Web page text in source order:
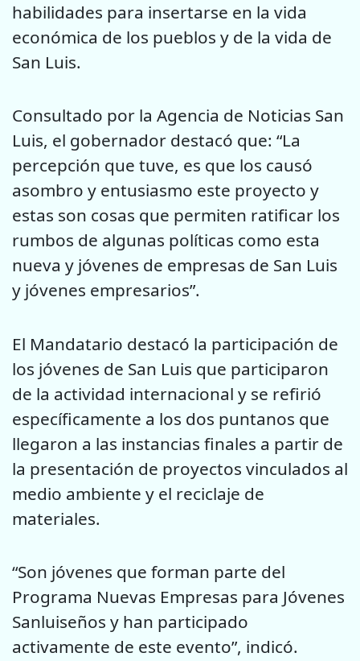
habilidades para insertarse en la vida
económica de los pueblos y de la vida de
San Luis.
Consultado por la Agencia de Noticias San
Luis, el gobernador destacó que: “La
percepción que tuve, es que los causó
asombro y entusiasmo este proyecto y
estas son cosas que permiten ratificar los
rumbos de algunas políticas como esta
nueva y jóvenes de empresas de San Luis
y jóvenes empresarios”.
El Mandatario destacó la participación de
los jóvenes de San Luis que participaron
de la actividad internacional y se refirió
específicamente a los dos puntanos que
llegaron a las instancias finales a partir de
la presentación de proyectos vinculados al
medio ambiente y el reciclaje de
materiales.
“Son jóvenes que forman parte del
Programa Nuevas Empresas para Jóvenes
Sanluiseños y han participado
activamente de este evento”, indicó.